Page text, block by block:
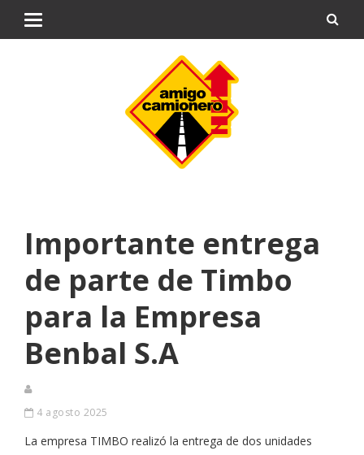
Importante entrega
de parte de Timbo
para la Empresa
Benbal S.A
4 agosto 2025
La empresa TIMBO realizó la entrega de dos unidades